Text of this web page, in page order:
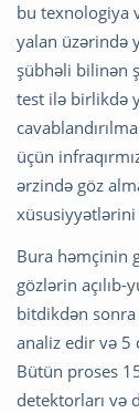
bu texnologiya
yalan üzərində
şübhəli bilinən
test ilə birlikdə
üçün
ərzində göz
Bura həmçinin
gözlərin
bitdikdən sonra
analiz edir və 5
Bütün proses
detektorları və